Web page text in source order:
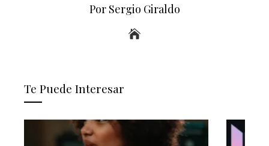
Por Sergio Giraldo
Te Puede Interesar